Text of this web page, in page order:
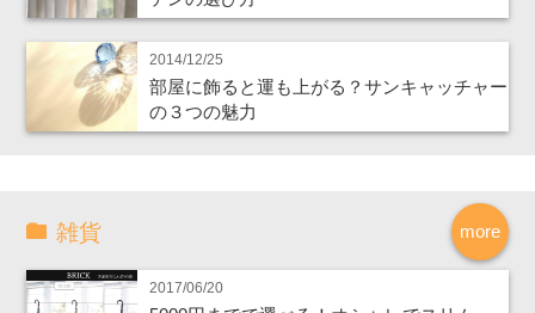
2014/12/25
部屋に飾ると運も上がる？サンキャッチャー
の３つの魅力
more
雑貨
2017/06/20